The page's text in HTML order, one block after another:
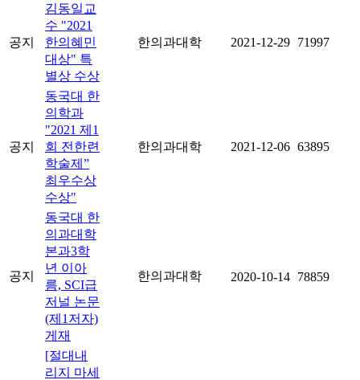
공지
김동일교
수 "2021
한의혜민
대상" 특
별상 수상
한의과대학 2021-12-29 71997
공지
동국대 한
의학과
"2021 제1
회 전한련
학술제”
최우수상
수상"
한의과대학 2021-12-06 63895
공지
동국대 한
의과대학
본과3학
년 이아
름, SCI급
저널 논문
(제1저자)
게재
한의과대학 2020-10-14 78859
[절대내
리지 마세